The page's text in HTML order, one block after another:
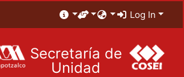
Log In
Secretaría de
Unidad